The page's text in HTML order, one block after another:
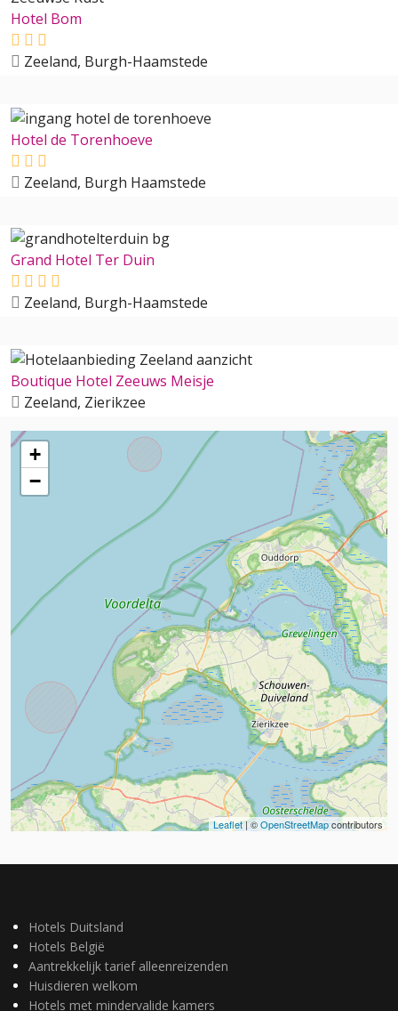
Hotel Bom
Zeeland, Burgh-Haamstede
Hotel de Torenhoeve
Zeeland, Burgh Haamstede
Grand Hotel Ter Duin
Zeeland, Burgh-Haamstede
Boutique Hotel Zeeuws Meisje
Zeeland, Zierikzee
+
−
Leaflet| ©OpenStreetMapcontributors
Hotels Duitsland
Hotels België
Aantrekkelijk tarief alleenreizenden
Huisdieren welkom
Hotels met mindervalide kamers